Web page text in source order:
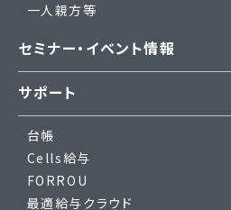
一人親方等
セミナー・イベント情報
サポート
台帳
Cells給与
FORROU
最適給与クラウド